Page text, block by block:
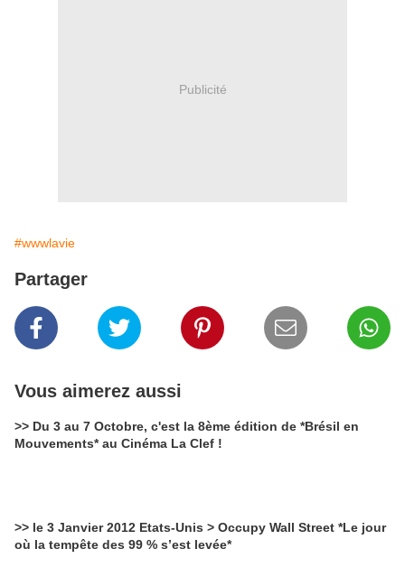
Publicité
#wwwlavie
Partager
Vous aimerez aussi
>> Du 3 au 7 Octobre, c'est la 8ème édition de *Brésil en
Mouvements* au Cinéma La Clef !
>> le 3 Janvier 2012 Etats-Unis > Occupy Wall Street *Le jour
où la tempête des 99 % s’est levée*